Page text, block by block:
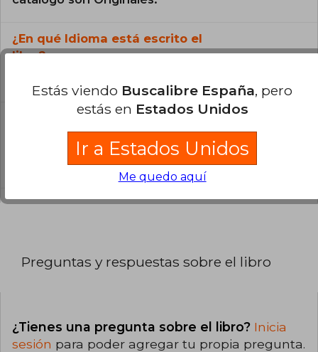
¿En qué Idioma está escrito el
libro?
La encuadernación de esta edición es Tapa
Preguntas y respuestas sobre el libro
¿Tienes una pregunta sobre el libro? Inicia
sesión para poder agregar tu propia pregunta.
Estás viendo Buscalibre España, pero
estás en Estados Unidos
Ir a Estados Unidos
Me quedo aquí